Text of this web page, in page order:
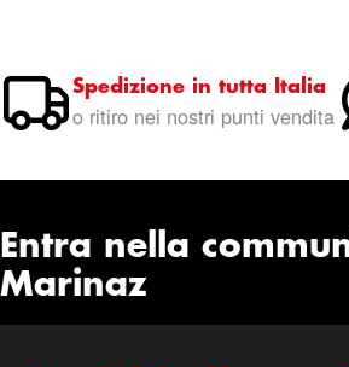
Spedizione in tutta Italia
o ritiro nei nostri punti vendita
Entra nella
Marinaz